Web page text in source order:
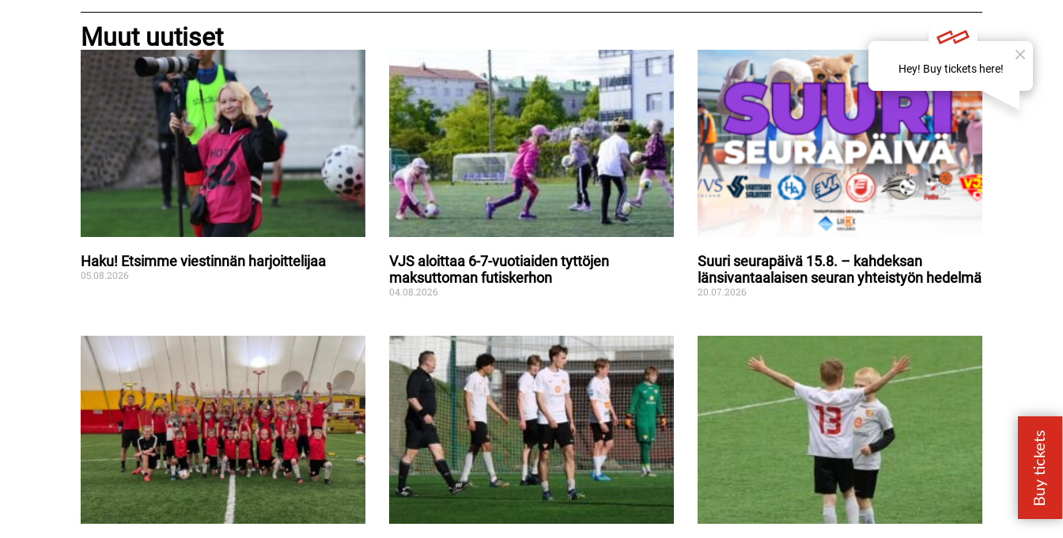
Muut uutiset
Haku! Etsimme viestinnän harjoittelijaa
05.08.2026
VJS aloittaa 6-7-vuotiaiden tyttöjen
maksuttoman futiskerhon
04.08.2026
Suuri seurapäivä 15.8. – kahdeksan
länsivantaalaisen seuran yhteistyön hedelmä
20.07.2026